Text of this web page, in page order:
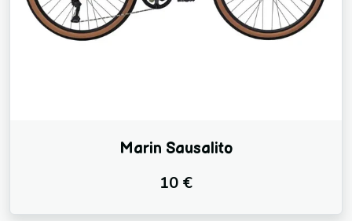
Marin Sausalito
10 €